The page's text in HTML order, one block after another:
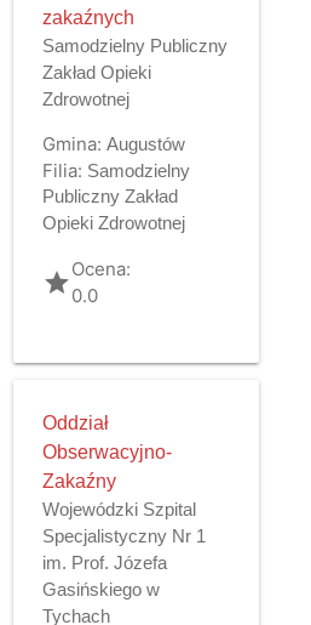
zakaźnych
Samodzielny Publiczny
Zakład Opieki
Zdrowotnej
Gmina: Augustów
Filia: Samodzielny
Publiczny Zakład
Opieki Zdrowotnej
gradeOcena:
0.0
Oddział
Obserwacyjno-
Zakaźny
Wojewódzki Szpital
Specjalistyczny Nr 1
im. Prof. Józefa
Gasińskiego w
Tychach